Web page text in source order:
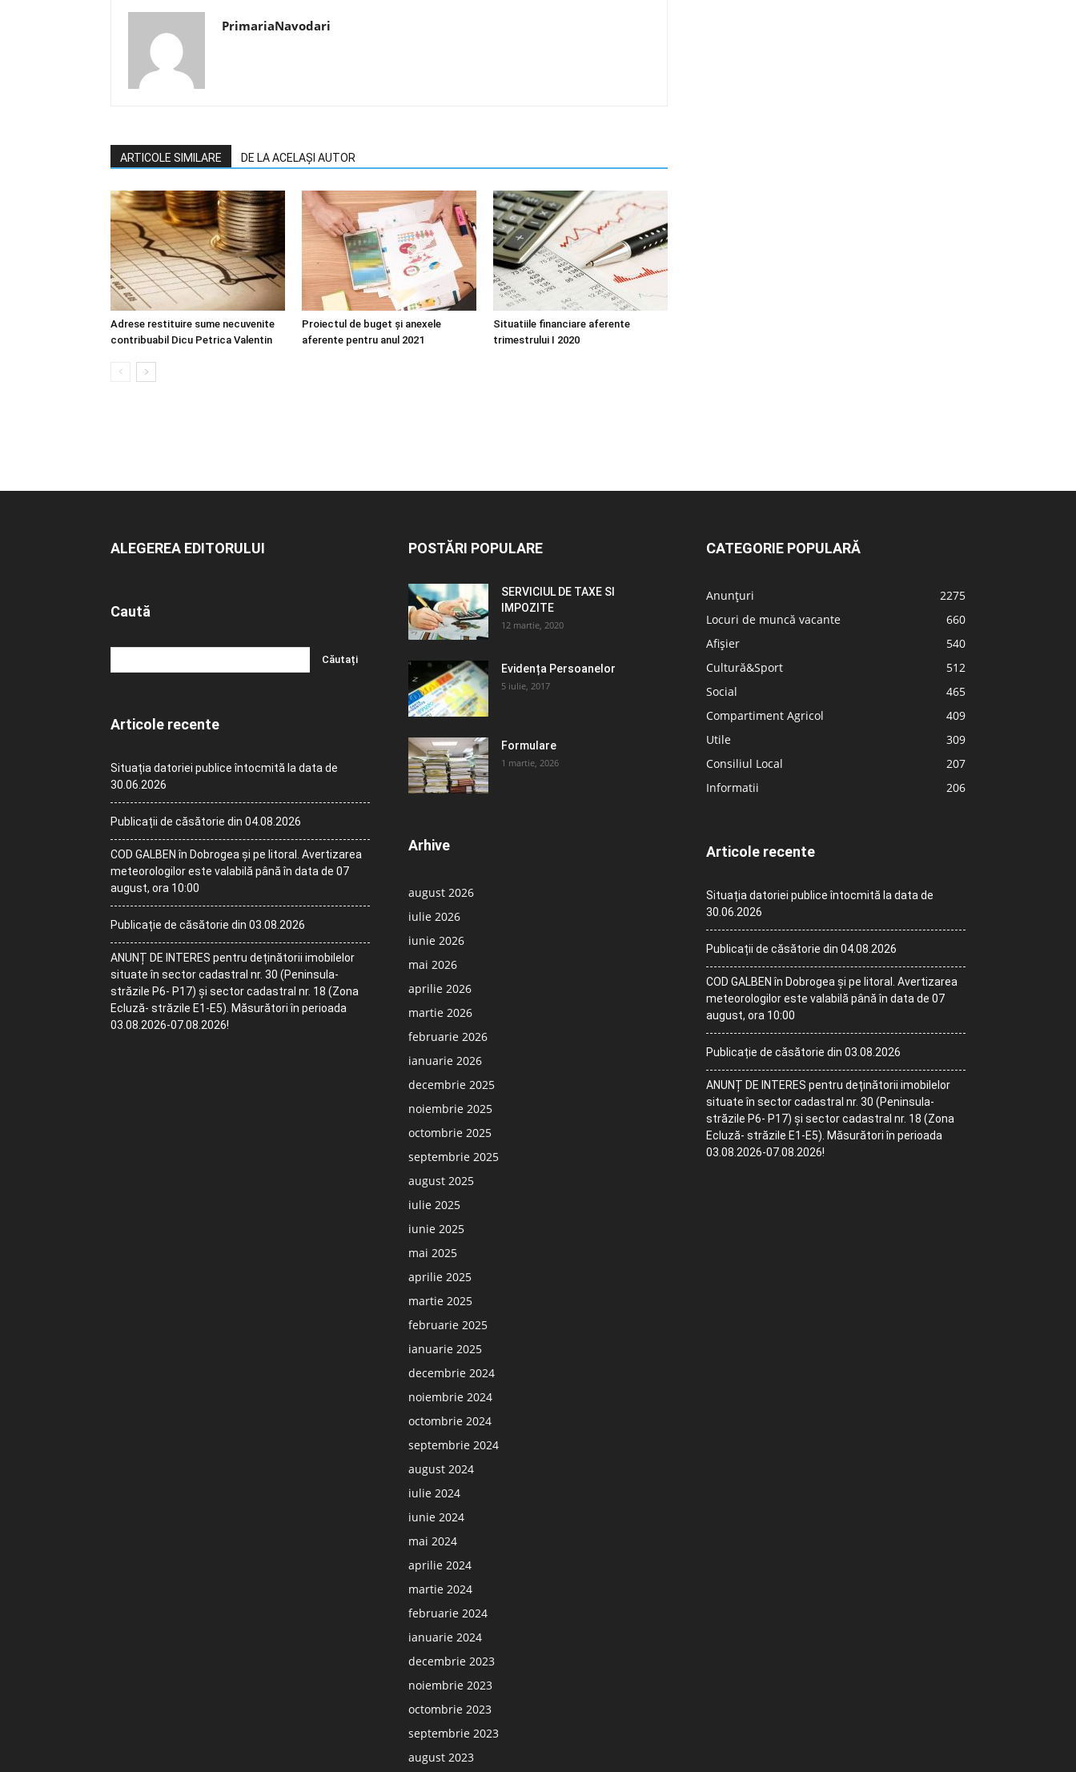
PrimariaNavodari
ARTICOLE SIMILARE DE LA ACELAȘI AUTOR
Adrese restituire sume necuvenite
contribuabil Dicu Petrica Valentin
Proiectul de buget și anexele
aferente pentru anul 2021
Situatiile financiare aferente
trimestrului I 2020
ALEGEREA EDITORULUI
Caută
Articole recente
Situația datoriei publice întocmită la data de
30.06.2026
Publicații de căsătorie din 04.08.2026
COD GALBEN în Dobrogea și pe litoral. Avertizarea
meteorologilor este valabilă până în data de 07
august, ora 10:00
Publicație de căsătorie din 03.08.2026
ANUNȚ DE INTERES pentru deținătorii imobilelor
situate în sector cadastral nr. 30 (Peninsula-
străzile P6- P17) și sector cadastral nr. 18 (Zona
Ecluză- străzile E1-E5). Măsurători în perioada
03.08.2026-07.08.2026!
POSTĂRI POPULARE
SERVICIUL DE TAXE SI
IMPOZITE
12 martie, 2020
Evidența Persoanelor
5 iulie, 2017
Formulare
1 martie, 2026
Arhive
august 2026
iulie 2026
iunie 2026
mai 2026
aprilie 2026
martie 2026
februarie 2026
ianuarie 2026
decembrie 2025
noiembrie 2025
octombrie 2025
septembrie 2025
august 2025
iulie 2025
iunie 2025
mai 2025
aprilie 2025
martie 2025
februarie 2025
ianuarie 2025
decembrie 2024
noiembrie 2024
octombrie 2024
septembrie 2024
august 2024
iulie 2024
iunie 2024
mai 2024
aprilie 2024
martie 2024
februarie 2024
ianuarie 2024
decembrie 2023
noiembrie 2023
octombrie 2023
septembrie 2023
august 2023
CATEGORIE POPULARĂ
Anunțuri
2275
Locuri de muncă vacante
660
Afișier
540
Cultură&Sport
512
Social
465
Compartiment Agricol
409
Utile
309
Consiliul Local
207
Informatii
206
Articole recente
Situația datoriei publice întocmită la data de
30.06.2026
Publicații de căsătorie din 04.08.2026
COD GALBEN în Dobrogea și pe litoral. Avertizarea
meteorologilor este valabilă până în data de 07
august, ora 10:00
Publicație de căsătorie din 03.08.2026
ANUNȚ DE INTERES pentru deținătorii imobilelor
situate în sector cadastral nr. 30 (Peninsula-
străzile P6- P17) și sector cadastral nr. 18 (Zona
Ecluză- străzile E1-E5). Măsurători în perioada
03.08.2026-07.08.2026!